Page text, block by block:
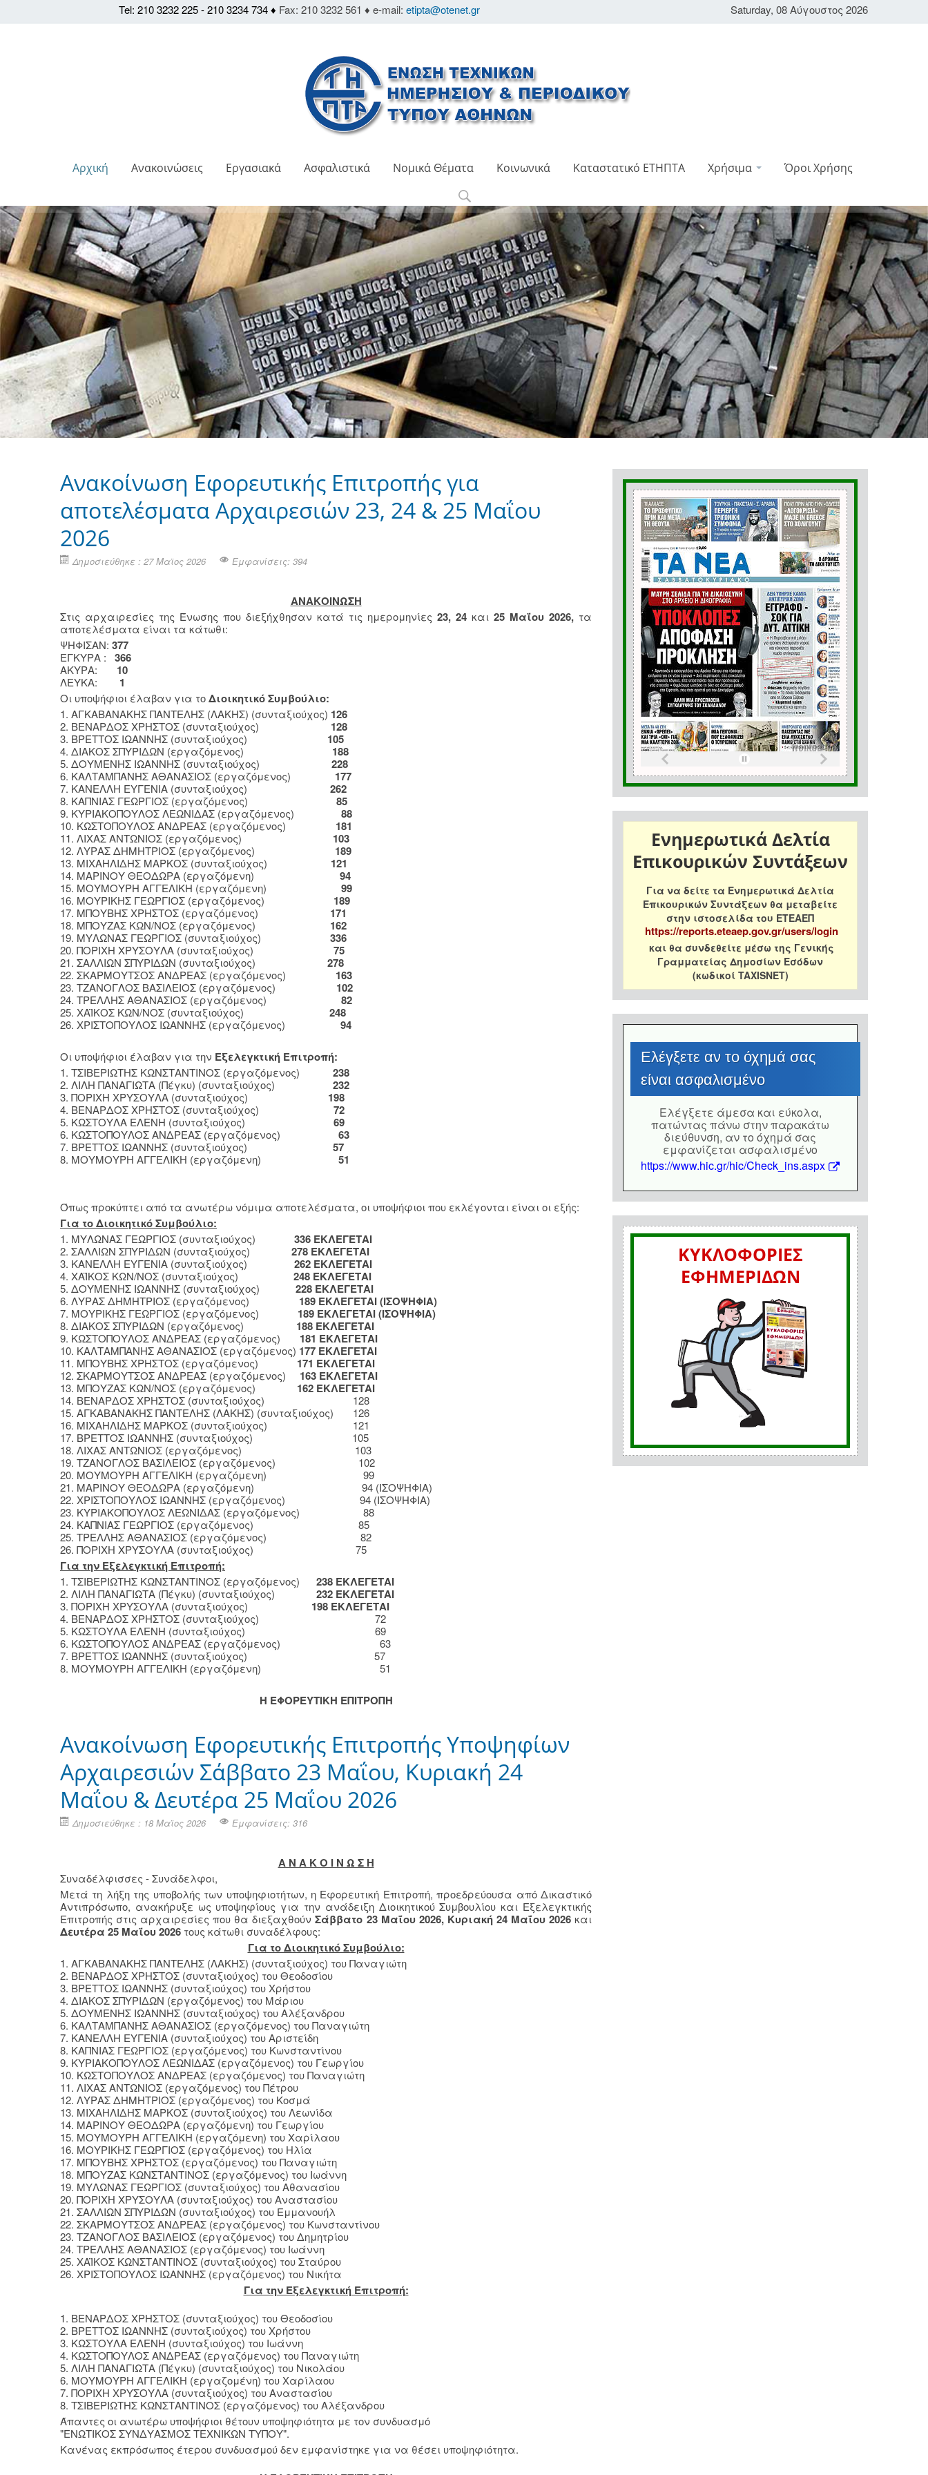
Saturday, 08 Αύγουστος 2026
Tel: 210 3232 225 - 210 3234 734 ♦ Fax: 210 3232 561 ♦ e-mail: etipta@otenet.gr
Αρχική Ανακοινώσεις Εργασιακά Ασφαλιστικά Νομικά Θέματα Κοινωνικά Καταστατικό ΕΤΗΠΤΑ Χρήσιμα Όροι Χρήσης
Ανακοίνωση Εφορευτικής Επιτροπής για
αποτελέσματα Αρχαιρεσιών 23, 24 & 25 Μαΐου
2026
Δημοσιεύθηκε : 27 Μαϊος 2026 Εμφανίσεις: 394
ΑΝΑΚΟΙΝΩΣΗ
Στις αρχαιρεσίες της Ένωσης που διεξήχθησαν κατά τις ημερομηνίες 23, 24 και 25 Μαΐου 2026, τα
αποτελέσματα είναι τα κάτωθι:
ΨΗΦΙΣΑΝ: 377
EΓΚΥΡΑ : 366
ΑΚΥΡΑ: 10
ΛΕΥΚΑ: 1
Οι υποψήφιοι έλαβαν για τοΔιοικητικό Συμβούλιο:
1. ΑΓΚΑΒΑΝΑΚΗΣ ΠΑΝΤΕΛΗΣ (ΛΑΚΗΣ) (συνταξιούχος) 126
2. ΒΕΝΑΡΔΟΣ ΧΡΗΣΤΟΣ (συνταξιούχος) 128
3. ΒΡΕΤΤΟΣ ΙΩΑΝΝΗΣ (συνταξιούχος) 105
4. ΔΙΑΚΟΣ ΣΠΥΡΙΔΩΝ (εργαζόμενος) 188
5. ΔΟΥΜΕΝΗΣ ΙΩΑΝΝΗΣ (συνταξιούχος) 228
6. ΚΑΛΤΑΜΠΑΝΗΣ ΑΘΑΝΑΣΙΟΣ (εργαζόμενος) 177
7. ΚΑΝΕΛΛΗ ΕΥΓΕΝΙΑ (συνταξιούχος) 262
8. ΚΑΠΝΙΑΣ ΓΕΩΡΓΙΟΣ (εργαζόμενος) 85
9. ΚΥΡΙΑΚΟΠΟΥΛΟΣ ΛΕΩΝΙΔΑΣ (εργαζόμενος) 88
10. ΚΩΣΤΟΠΟΥΛΟΣ ΑΝΔΡΕΑΣ (εργαζόμενος) 181
11. ΛΙΧΑΣ ΑΝΤΩΝΙΟΣ (εργαζόμενος) 103
12. ΛΥΡΑΣ ΔΗΜΗΤΡΙΟΣ (εργαζόμενος) 189
13. ΜΙΧΑΗΛΙΔΗΣ ΜΑΡΚΟΣ (συνταξιούχος) 121
14. ΜΑΡΙΝΟΥ ΘΕΟΔΩΡΑ (εργαζόμενη) 94
15. ΜΟΥΜΟΥΡΗ ΑΓΓΕΛΙΚΗ (εργαζόμενη) 99
16. ΜΟΥΡΙΚΗΣ ΓΕΩΡΓΙΟΣ (εργαζόμενος) 189
17. ΜΠΟΥΒΗΣ ΧΡΗΣΤΟΣ (εργαζόμενος) 171
18. ΜΠΟΥΖΑΣ ΚΩΝ/ΝΟΣ (εργαζόμενος) 162
19. ΜΥΛΩΝΑΣ ΓΕΩΡΓΙΟΣ (συνταξιούχος) 336
20. ΠΟΡΙΧΗ ΧΡΥΣΟΥΛΑ (συνταξιούχος) 75
21. ΣΑΛΛΙΩΝ ΣΠΥΡΙΔΩΝ (συνταξιούχος) 278
22. ΣΚΑΡΜΟΥΤΣΟΣ ΑΝΔΡΕΑΣ (εργαζόμενος) 163
23. ΤΖΑΝΟΓΛΟΣ ΒΑΣΙΛΕΙΟΣ (εργαζόμενος) 102
24. ΤΡΕΛΛΗΣ ΑΘΑΝΑΣΙΟΣ (εργαζόμενος) 82
25. ΧΑΪΚΟΣ ΚΩΝ/ΝΟΣ (συνταξιούχος) 248
26. ΧΡΙΣΤΟΠΟΥΛΟΣ ΙΩΑΝΝΗΣ (εργαζόμενος) 94
Οι υποψήφιοι έλαβαν για την Εξελεγκτική Επιτροπή:
1. ΤΣΙΒΕΡΙΩΤΗΣ ΚΩΝΣΤΑΝΤΙΝΟΣ (εργαζόμενος) 238
2. ΛΙΛΗ ΠΑΝΑΓΙΩΤΑ (Πέγκυ) (συνταξιούχος) 232
3. ΠΟΡΙΧΗ ΧΡΥΣΟΥΛΑ (συνταξιούχος) 198
4. ΒΕΝΑΡΔΟΣ ΧΡΗΣΤΟΣ (συνταξιούχος) 72
5. ΚΩΣΤΟΥΛΑ ΕΛΕΝΗ (συνταξιούχος) 69
6. ΚΩΣΤΟΠΟΥΛΟΣ ΑΝΔΡΕΑΣ (εργαζόμενος) 63
7. ΒΡΕΤΤΟΣ ΙΩΑΝΝΗΣ (συνταξιούχος) 57
8. ΜΟΥΜΟΥΡΗ ΑΓΓΕΛΙΚΗ (εργαζόμενη) 51
Όπως προκύπτει από τα ανωτέρω νόμιμα αποτελέσματα, οι υποψήφιοι που εκλέγονται είναι οι εξής:
Για το Διοικητικό Συμβούλιο:
1. ΜΥΛΩΝΑΣ ΓΕΩΡΓΙΟΣ (συνταξιούχος) 336 ΕΚΛΕΓΕΤΑΙ
2. ΣΑΛΛΙΩΝ ΣΠΥΡΙΔΩΝ (συνταξιούχος) 278 ΕΚΛΕΓΕΤΑΙ
3. ΚΑΝΕΛΛΗ ΕΥΓΕΝΙΑ (συνταξιούχος) 262 ΕΚΛΕΓΕΤΑΙ
4. ΧΑΪΚΟΣ ΚΩΝ/ΝΟΣ (συνταξιούχος) 248 ΕΚΛΕΓΕΤΑΙ
5. ΔΟΥΜΕΝΗΣ ΙΩΑΝΝΗΣ (συνταξιούχος) 228 ΕΚΛΕΓΕΤΑΙ
6. ΛΥΡΑΣ ΔΗΜΗΤΡΙΟΣ (εργαζόμενος) 189 ΕΚΛΕΓΕΤΑΙ (ΙΣΟΨΗΦΙΑ)
7. ΜΟΥΡΙΚΗΣ ΓΕΩΡΓΙΟΣ (εργαζόμενος) 189 ΕΚΛΕΓΕΤΑΙ (ΙΣΟΨΗΦΙΑ)
8. ΔΙΑΚΟΣ ΣΠΥΡΙΔΩΝ (εργαζόμενος) 188 ΕΚΛΕΓΕΤΑΙ
9. ΚΩΣΤΟΠΟΥΛΟΣ ΑΝΔΡΕΑΣ (εργαζόμενος) 181 ΕΚΛΕΓΕΤΑΙ
10. ΚΑΛΤΑΜΠΑΝΗΣ ΑΘΑΝΑΣΙΟΣ (εργαζόμενος) 177 ΕΚΛΕΓΕΤΑΙ
11. ΜΠΟΥΒΗΣ ΧΡΗΣΤΟΣ (εργαζόμενος) 171 ΕΚΛΕΓΕΤΑΙ
12. ΣΚΑΡΜΟΥΤΣΟΣ ΑΝΔΡΕΑΣ (εργαζόμενος) 163 ΕΚΛΕΓΕΤΑΙ
13. ΜΠΟΥΖΑΣ ΚΩΝ/ΝΟΣ (εργαζόμενος) 162 ΕΚΛΕΓΕΤΑΙ
14. ΒΕΝΑΡΔΟΣ ΧΡΗΣΤΟΣ (συνταξιούχος) 128
15. ΑΓΚΑΒΑΝΑΚΗΣ ΠΑΝΤΕΛΗΣ (ΛΑΚΗΣ) (συνταξιούχος) 126
16. ΜΙΧΑΗΛΙΔΗΣ ΜΑΡΚΟΣ (συνταξιούχος) 121
17. ΒΡΕΤΤΟΣ ΙΩΑΝΝΗΣ (συνταξιούχος) 105
18. ΛΙΧΑΣ ΑΝΤΩΝΙΟΣ (εργαζόμενος) 103
19. ΤΖΑΝΟΓΛΟΣ ΒΑΣΙΛΕΙΟΣ (εργαζόμενος) 102
20. ΜΟΥΜΟΥΡΗ ΑΓΓΕΛΙΚΗ (εργαζόμενη) 99
21. ΜΑΡΙΝΟΥ ΘΕΟΔΩΡΑ (εργαζόμενη) 94 (ΙΣΟΨΗΦΙΑ)
22. ΧΡΙΣΤΟΠΟΥΛΟΣ ΙΩΑΝΝΗΣ (εργαζόμενος) 94 (ΙΣΟΨΗΦΙΑ)
23. ΚΥΡΙΑΚΟΠΟΥΛΟΣ ΛΕΩΝΙΔΑΣ (εργαζόμενος) 88
24. ΚΑΠΝΙΑΣ ΓΕΩΡΓΙΟΣ (εργαζόμενος) 85
25. ΤΡΕΛΛΗΣ ΑΘΑΝΑΣΙΟΣ (εργαζόμενος) 82
26. ΠΟΡΙΧΗ ΧΡΥΣΟΥΛΑ (συνταξιούχος) 75
Για την Εξελεγκτική Επιτροπή:
1. ΤΣΙΒΕΡΙΩΤΗΣ ΚΩΝΣΤΑΝΤΙΝΟΣ (εργαζόμενος) 238 ΕΚΛΕΓΕΤΑΙ
2. ΛΙΛΗ ΠΑΝΑΓΙΩΤΑ (Πέγκυ) (συνταξιούχος) 232 ΕΚΛΕΓΕΤΑΙ
3. ΠΟΡΙΧΗ ΧΡΥΣΟΥΛΑ (συνταξιούχος) 198 ΕΚΛΕΓΕΤΑΙ
4. ΒΕΝΑΡΔΟΣ ΧΡΗΣΤΟΣ (συνταξιούχος) 72
5. ΚΩΣΤΟΥΛΑ ΕΛΕΝΗ (συνταξιούχος) 69
6. ΚΩΣΤΟΠΟΥΛΟΣ ΑΝΔΡΕΑΣ (εργαζόμενος) 63
7. ΒΡΕΤΤΟΣ ΙΩΑΝΝΗΣ (συνταξιούχος) 57
8. ΜΟΥΜΟΥΡΗ ΑΓΓΕΛΙΚΗ (εργαζόμενη) 51
Η ΕΦΟΡΕΥΤΙΚΗ ΕΠΙΤΡΟΠΗ
Ανακοίνωση Εφορευτικής Επιτροπής Υποψηφίων
Αρχαιρεσιών Σάββατο 23 Μαΐου, Κυριακή 24
Μαΐου & Δευτέρα 25 Μαΐου 2026
Δημοσιεύθηκε : 18 Μαϊος 2026 Εμφανίσεις: 316
Α Ν Α Κ Ο Ι Ν Ω Σ Η
Συναδέλφισσες - Συνάδελφοι,
Μετά τη λήξη της υποβολής των υποψηφιοτήτων, η Εφορευτική Επιτροπή, προεδρεύουσα από Δικαστικό
Αντιπρόσωπο, ανακήρυξε ως υποψηφίους για την ανάδειξη Διοικητικού Συμβουλίου και Εξελεγκτικής
Επιτροπής στις αρχαιρεσίες που θα διεξαχθούνΣάββατο 23 Μαΐου 2026, Κυριακή 24 Μαΐου 2026και
Δευτέρα 25 Μαΐου 2026 τους κάτωθι συναδέλφους:
Για το Διοικητικό Συμβούλιο:
1. ΑΓΚΑΒΑΝΑΚΗΣ ΠΑΝΤΕΛΗΣ (ΛΑΚΗΣ) (συνταξιούχος) του Παναγιώτη
2. ΒΕΝΑΡΔΟΣ ΧΡΗΣΤΟΣ (συνταξιούχος) του Θεοδοσίου
3. ΒΡΕΤΤΟΣ ΙΩΑΝΝΗΣ (συνταξιούχος) του Χρήστου
4. ΔΙΑΚΟΣ ΣΠΥΡΙΔΩΝ (εργαζόμενος) του Μάριου
5. ΔΟΥΜΕΝΗΣ ΙΩΑΝΝΗΣ (συνταξιούχος) του Αλέξανδρου
6. ΚΑΛΤΑΜΠΑΝΗΣ ΑΘΑΝΑΣΙΟΣ (εργαζόμενος) του Παναγιώτη
7. ΚΑΝΕΛΛΗ ΕΥΓΕΝΙΑ (συνταξιούχος) του Αριστείδη
8. ΚΑΠΝΙΑΣ ΓΕΩΡΓΙΟΣ (εργαζόμενος) του Κωνσταντίνου
9. ΚΥΡΙΑΚΟΠΟΥΛΟΣ ΛΕΩΝΙΔΑΣ (εργαζόμενος) του Γεωργίου
10. ΚΩΣΤΟΠΟΥΛΟΣ ΑΝΔΡΕΑΣ (εργαζόμενος) του Παναγιώτη
11. ΛΙΧΑΣ ΑΝΤΩΝΙΟΣ (εργαζόμενος) του Πέτρου
12. ΛΥΡΑΣ ΔΗΜΗΤΡΙΟΣ (εργαζόμενος) του Κοσμά
13. ΜΙΧΑΗΛΙΔΗΣ ΜΑΡΚΟΣ (συνταξιούχος) του Λεωνίδα
14. ΜΑΡΙΝΟΥ ΘΕΟΔΩΡΑ (εργαζόμενη) του Γεωργίου
15. ΜΟΥΜΟΥΡΗ ΑΓΓΕΛΙΚΗ (εργαζόμενη) του Χαρίλαου
16. ΜΟΥΡΙΚΗΣ ΓΕΩΡΓΙΟΣ (εργαζόμενος) του Ηλία
17. ΜΠΟΥΒΗΣ ΧΡΗΣΤΟΣ (εργαζόμενος) του Παναγιώτη
18. ΜΠΟΥΖΑΣ ΚΩΝΣΤΑΝΤΙΝΟΣ (εργαζόμενος) του Ιωάννη
19. ΜΥΛΩΝΑΣ ΓΕΩΡΓΙΟΣ (συνταξιούχος) του Αθανασίου
20. ΠΟΡΙΧΗ ΧΡΥΣΟΥΛΑ (συνταξιούχος) του Αναστασίου
21. ΣΑΛΛΙΩΝ ΣΠΥΡΙΔΩΝ (συνταξιούχος) του Εμμανουήλ
22. ΣΚΑΡΜΟΥΤΣΟΣ ΑΝΔΡΕΑΣ (εργαζόμενος) του Κωνσταντίνου
23. ΤΖΑΝΟΓΛΟΣ ΒΑΣΙΛΕΙΟΣ (εργαζόμενος) του Δημητρίου
24. ΤΡΕΛΛΗΣ ΑΘΑΝΑΣΙΟΣ (εργαζόμενος) του Ιωάννη
25. ΧΑΪΚΟΣ ΚΩΝΣΤΑΝΤΙΝΟΣ (συνταξιούχος) του Σταύρου
26. ΧΡΙΣΤΟΠΟΥΛΟΣ ΙΩΑΝΝΗΣ (εργαζόμενος) του Νικήτα
Για την Εξελεγκτική Επιτροπή:
1. ΒΕΝΑΡΔΟΣ ΧΡΗΣΤΟΣ (συνταξιούχος) του Θεοδοσίου
2. ΒΡΕΤΤΟΣ ΙΩΑΝΝΗΣ (συνταξιούχος) του Χρήστου
3. ΚΩΣΤΟΥΛΑ ΕΛΕΝΗ (συνταξιούχος) του Ιωάννη
4. ΚΩΣΤΟΠΟΥΛΟΣ ΑΝΔΡΕΑΣ (εργαζόμενος) του Παναγιώτη
5. ΛΙΛΗ ΠΑΝΑΓΙΩΤΑ (Πέγκυ) (συνταξιούχος) του Νικολάου
6. ΜΟΥΜΟΥΡΗ ΑΓΓΕΛΙΚΗ (εργαζομένη) του Χαρίλαου
7. ΠΟΡΙΧΗ ΧΡΥΣΟΥΛΑ (συνταξιούχος) του Αναστασίου
8. ΤΣΙΒΕΡΙΩΤΗΣ ΚΩΝΣΤΑΝΤΙΝΟΣ (εργαζόμενος) του Αλέξανδρου
Άπαντες οι ανωτέρω υποψήφιοι θέτουν υποψηφιότητα με τον συνδυασμό
"ΕΝΩΤΙΚΟΣ ΣΥΝΔΥΑΣΜΟΣ ΤΕΧΝΙΚΩΝ ΤΥΠΟΥ".
Κανένας εκπρόσωπος έτερου συνδυασμού δεν εμφανίστηκε για να θέσει υποψηφιότητα.
Ενημερωτικά Δελτία
Επικουρικών Συντάξεων
Για να δείτε τα Ενημερωτικά Δελτία
Επικουρικών Συντάξεων θα μεταβείτε
στην ιστοσελίδα του ΕΤΕΑΕΠ
https://reports.eteaep.gov.gr/users/login
και θα συνδεθείτε μέσω της Γενικής
Γραμματείας Δημοσίων Εσόδων
(κωδικοί TAXISNET)
Eλέγξετε αν το όχημά σας
είναι ασφαλισμένο
Eλέγξετε άμεσα και εύκολα,
πατώντας πάνω στην παρακάτω
διεύθυνση, αν το όχημά σας
εμφανίζεται ασφαλισμένο
https://www.hic.gr/hic/Check_ins.aspx
ΚΥΚΛΟΦΟΡΙΕΣ
ΕΦΗΜΕΡΙΔΩΝ